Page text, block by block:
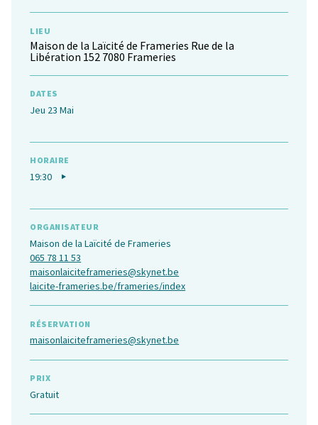
LIEU
Maison de la Laïcité de Frameries Rue de la
Libération 152 7080 Frameries
DATES
Jeu 23 Mai
HORAIRE
19:30
ORGANISATEUR
Maison de la Laïcité de Frameries
065 78 11 53
maisonlaiciteframeries@skynet.be
laicite-frameries.be/frameries/index
RÉSERVATION
maisonlaiciteframeries@skynet.be
PRIX
Gratuit